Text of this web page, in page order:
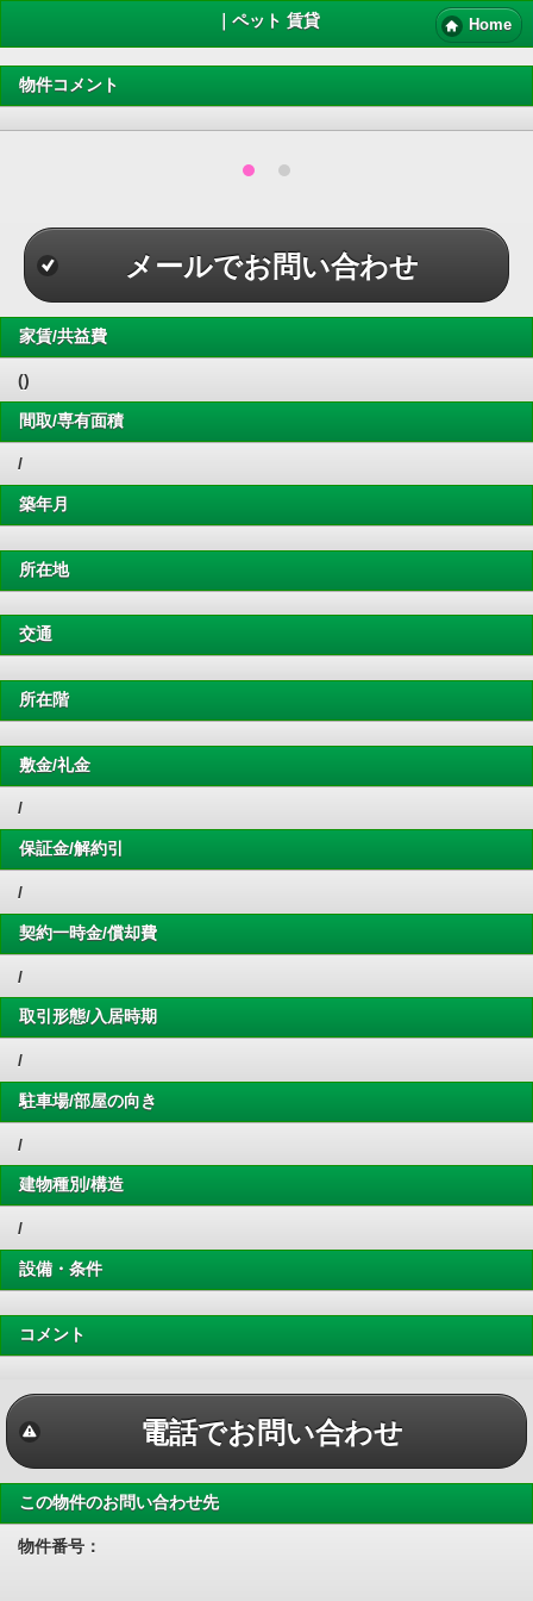
｜ペット 賃貸 Home
物件コメント
メールでお問い合わせ
家賃/共益費
()
間取/専有面積
/
築年月
所在地
交通
所在階
敷金/礼金
/
保証金/解約引
/
契約一時金/償却費
/
取引形態/入居時期
/
駐車場/部屋の向き
/
建物種別/構造
/
設備・条件
コメント
電話でお問い合わせ
この物件のお問い合わせ先
物件番号：